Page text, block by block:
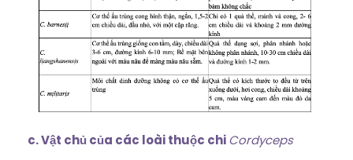
c. Vật chủ của các loài thuộc chiCordyceps